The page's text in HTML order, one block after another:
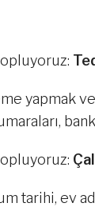
yapmak
tarihi,